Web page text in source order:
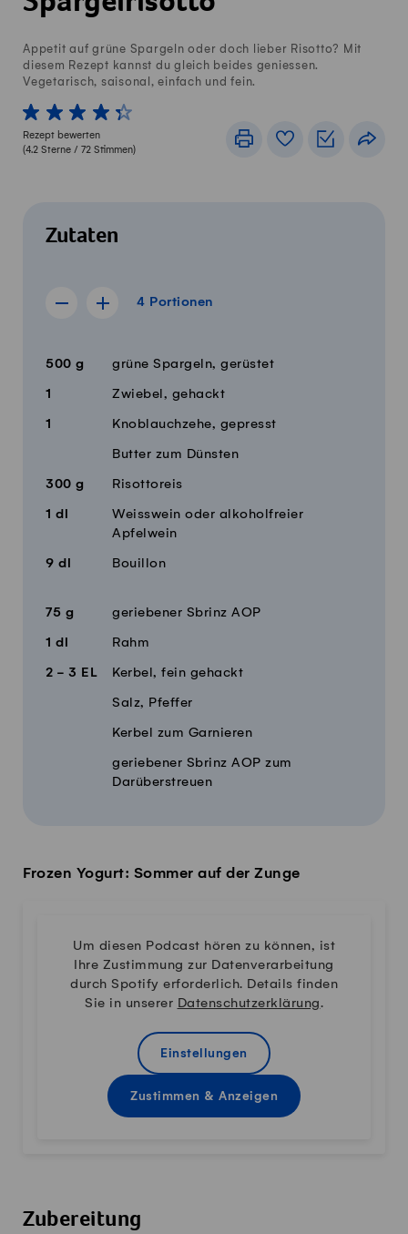
Appetit auf grüne Spargeln oder doch lieber Risotto? Mit
diesem Rezept kannst du gleich beides geniessen.
Vegetarisch, saisonal, einfach und fein.
1 von 5 Sterne
2 von 5 Sterne
3 von 5 Sterne
4 von 5 Sterne
5 von 5 Sterne
Rezept bewerten
(4.2 Sterne / 72 Stimmen)
DruckenRezeptbuch
Zutaten
4 Portionen
Rezept für 3 Portionen anzeigen
Rezept für 5 Portionen anzeigen
4 Portionen
Menge Zutaten
500 g grüne Spargeln, gerüstet
1 Zwiebel, gehackt
1 Knoblauchzehe, gepresst
Butter zum Dünsten
300 g Risottoreis
1 dl
Weisswein oder alkoholfreier
Apfelwein
9 dl Bouillon
75 g geriebener Sbrinz AOP
1 dl Rahm
2 - 3 EL Kerbel, fein gehackt
Salz, Pfeffer
Kerbel zum Garnieren
geriebener Sbrinz AOP zum
Darüberstreuen
Frozen Yogurt: Sommer auf der Zunge
Um diesen Podcast hören zu können, ist
Ihre Zustimmung zur Datenverarbeitung
durch Spotify erforderlich. Details finden
Sie in unserer Datenschutzerklärung.
Einstellungen
Zustimmen & Anzeigen
Zubereitung